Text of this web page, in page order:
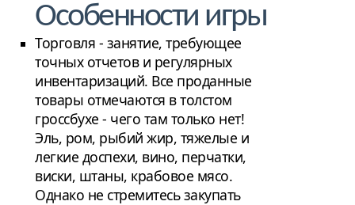
Особенности игры
Торговля - занятие, требующее
точных отчетов и регулярных
инвентаризаций. Все проданные
товары отмечаются в толстом
гроссбухе - чего там только нет!
Эль, ром, рыбий жир, тяжелые и
легкие доспехи, вино, перчатки,
виски, штаны, крабовое мясо.
Однако не стремитесь закупать